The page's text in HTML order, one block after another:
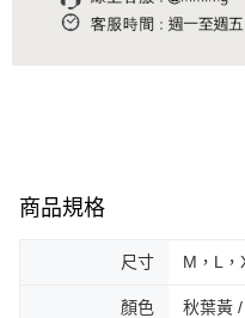
商品規格
尺寸 M，L，
顏色 秋葉黃